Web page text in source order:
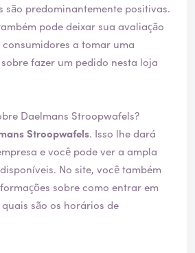
são predominantemente positivas.
pode deixar sua avaliação
a tomar uma
fazer um pedido nesta loja
Daelmans Stroopwafels?
Stroopwafels. Isso lhe dará
e você pode ver a ampla
site, você também
sobre como entrar em
são os horários de